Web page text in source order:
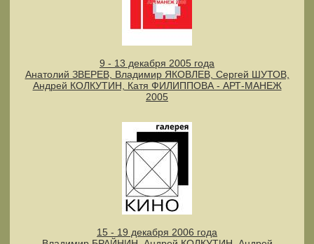
9 - 13 декабря 2005 года
Анатолий ЗВЕРЕВ, Владимир ЯКОВЛЕВ, Сергей ШУТОВ,
Андрей КОЛКУТИН, Катя ФИЛИППОВА - АРТ-МАНЕЖ
2005
15 - 19 декабря 2006 года